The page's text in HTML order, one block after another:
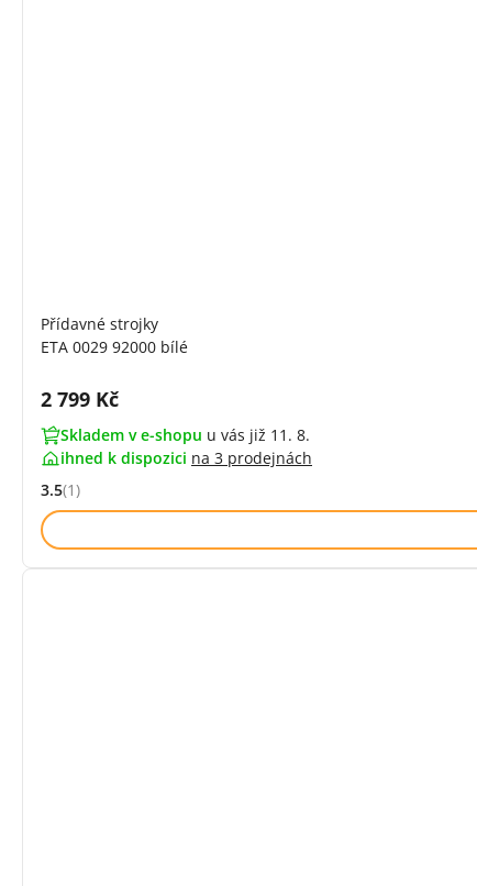
Přídavné strojky
ETA 0029 92000 bílé
Cena s DPH:
2 799 Kč
Skladem v e-shopu u vás již 11. 8.
ihned k dispozici na 3 prodejnách
Hodnocení: 3.5 z 5 (1 recenzí)
3.5(1)